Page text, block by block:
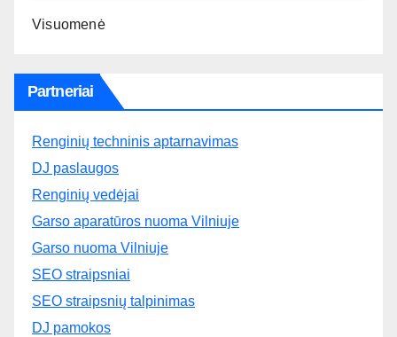
Visuomenė
Partneriai
Renginių techninis aptarnavimas
DJ paslaugos
Renginių vedėjai
Garso aparatūros nuoma Vilniuje
Garso nuoma Vilniuje
SEO straipsniai
SEO straipsnių talpinimas
DJ pamokos